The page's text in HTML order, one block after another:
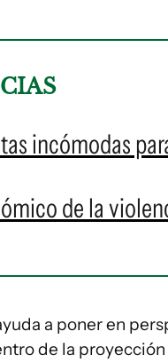
incómodas
de la
a poner en
de la